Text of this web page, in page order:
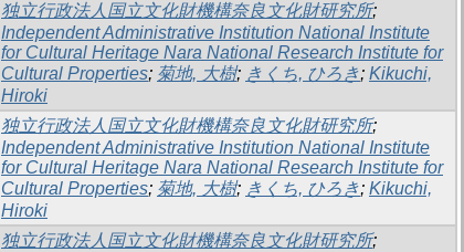
独立行政法人国立文化財機構奈良文化財研究所;
Independent Administrative Institution National Institute
for Cultural Heritage Nara National Research Institute for
Cultural Properties; 菊地, 大樹; きくち, ひろき; Kikuchi,
Hiroki
独立行政法人国立文化財機構奈良文化財研究所;
Independent Administrative Institution National Institute
for Cultural Heritage Nara National Research Institute for
Cultural Properties; 菊地, 大樹; きくち, ひろき; Kikuchi,
Hiroki
独立行政法人国立文化財機構奈良文化財研究所;